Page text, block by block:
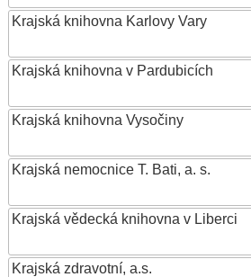
Krajská knihovna Karlovy Vary
Krajská knihovna v Pardubicích
Krajská knihovna Vysočiny
Krajská nemocnice T. Bati, a. s.
Krajská vědecká knihovna v Liberci
Krajská zdravotní, a.s.